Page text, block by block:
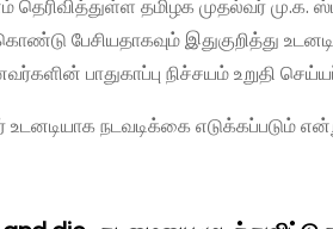
தமிழக முதல்வர் மு.க.
பேசியதாகவும் இதுகுறித்து
பாதுகாப்பு நிச்சயம் உறுதி
நடவடிக்கை எடுக்கப்படும்